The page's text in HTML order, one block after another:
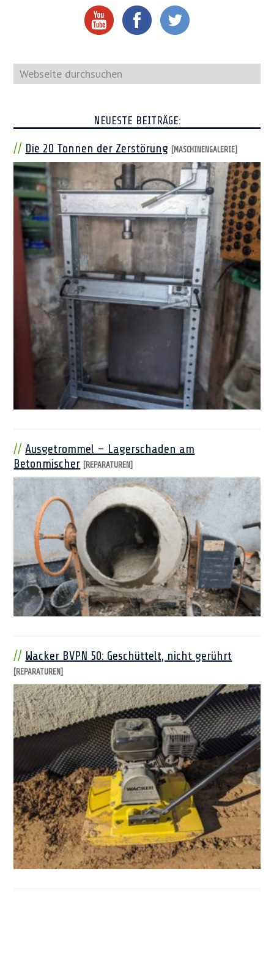
Webseite
durchsuchen
NEUESTE BEITRÄGE:
Die 20 Tonnen der Zerstörung [MASCHINENGALERIE]
Ausgetrommel – Lagerschaden am
Betonmischer [REPARATUREN]
Wacker BVPN 50: Geschüttelt, nicht gerührt
[REPARATUREN]